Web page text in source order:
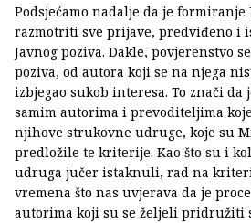
Podsjećamo nadalje da je formiranje
razmotriti sve prijave, predviđeno i
Javnog poziva. Dakle, povjerenstvo
poziva, od autora koji se na njega
izbjegao sukob interesa. To znači
samim autorima i prevoditeljima
njihove strukovne udruge, koje su
predložile te kriterije. Kao što su i
udruga jučer istaknuli, rad na
vremena što nas uvjerava da je
autorima koji su se željeli pridružiti